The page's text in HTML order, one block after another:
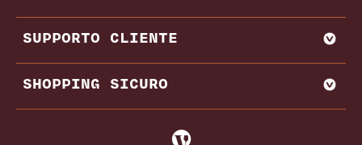
BAROLO
BRUNELLO DI MONTALCINO
CHIANTI
MIGLIORI PRODUTTORI E CANTINE ITALIA
MIGLIORI PRODUTTORI E CANTINE FRANCIA
REGIONI VINICOLE
VITIGNI
DAL NOSTRO MAGAZINE
SUPPORTO CLIENTE
CONTATTI
DOMANDE FREQUENTI
TERMINI E CONDIZIONI
SHOPPING SICURO
I tuoi pagamenti online con